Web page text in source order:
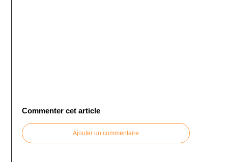
Commenter cet article
Ajouter un commentaire